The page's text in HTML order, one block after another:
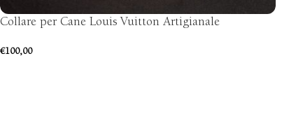
Collare per Cane Louis Vuitton Artigianale
€100,00